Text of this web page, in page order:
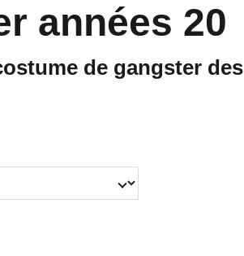
années 20
de gangster des